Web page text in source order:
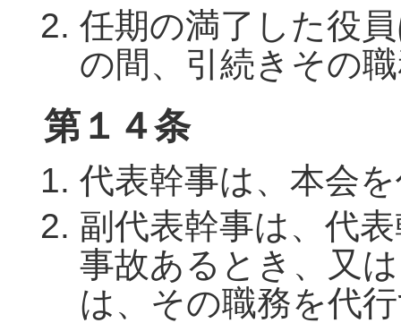
任期の満了した役
の間、引続きその
第１４条
代表幹事は、本会
副代表幹事は、代
事故あるとき、又
は、その職務を代